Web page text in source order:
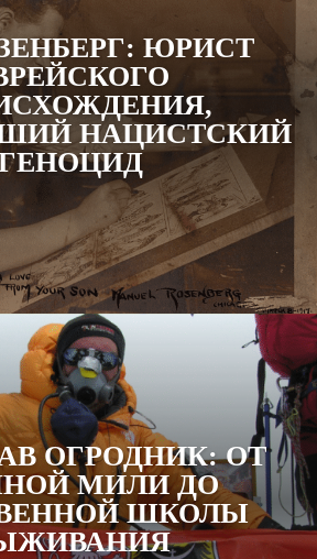
ЮРИСТ
НАЦИСТСКИЙ
ОГРОДНИК: ОТ
МИЛИ ДО
ШКОЛЫ